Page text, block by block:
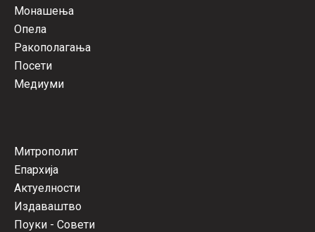
Монашења
Опела
Ракополагања
Посети
Медиуми
Митрополит
Епархија
Актуелности
Издаваштво
Поуки - Совети